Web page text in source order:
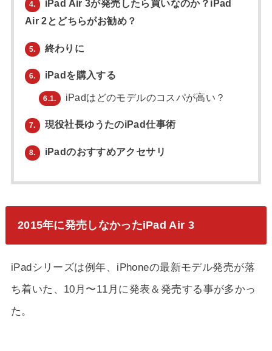
4.
iPad Air 3が発売したら買いなのか？iPad
Air 2とどちらがお勧め？
5. 終わりに
6. iPadを購入する
6.1. iPadはどのモデルのコスパが高い？
7. 現役社長ゆうたのiPad仕事術
8. iPadのおすすめアクセサリ
2015年に発売しなかったiPad Air 3
iPadシリーズは例年、iPhoneの最新モデル発売が落
ち着いた、10月〜11月に発表＆発売する事が多かっ
た。